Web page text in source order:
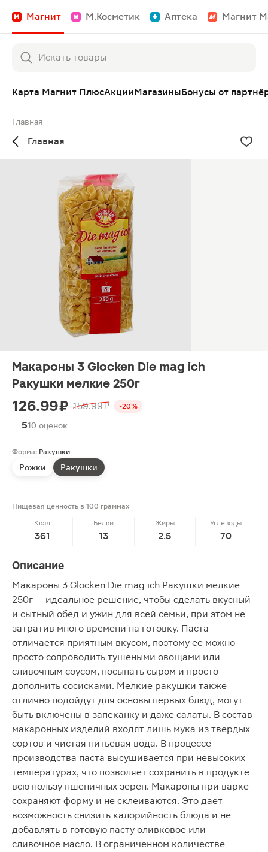
Магнит М.Косметик Аптека Магнит
Карта Магнит ПлюсАкцииМагазиныБонусы от
Главная
Главная
Макароны 3 Glocken Die mag ich
Ракушки мелкие 250г
126.99 ₽ 159.99 ₽ -20%
510 оценок
Форма: Ракушки
Рожки Ракушки
Пищевая ценность в 100 граммах
Ккал
361
Белки
13
Жиры
2.5
Углеводы
70
Описание
Макароны 3 Glocken Die mag ich Ракушки мелкие
250г — идеальное решение, чтобы сделать вкусный
и сытный обед и ужин для всей семьи, при этом не
затратив много времени на готовку. Паста
отличается приятным вкусом, поэтому ее можно
просто сопроводить тушеными овощами или
сливочным соусом, посыпать сыром и просто
дополнить сосисками. Мелкие ракушки также
отлично подойдут для основы первых блюд, могут
быть включены в запеканку и даже салаты. В состав
макаронных изделий входят лишь мука из твердых
сортов и чистая питьевая вода. В процессе
производства паста высушивается при невысоких
температурах, что позволяет сохранить в продукте
всю пользу пшеничных зерен. Макароны при варке
сохраняют форму и не склеиваются. Это дает
возможность снизить калорийность блюда и не
добавлять в готовую пасту оливковое или
сливочное масло. В ограниченном количестве